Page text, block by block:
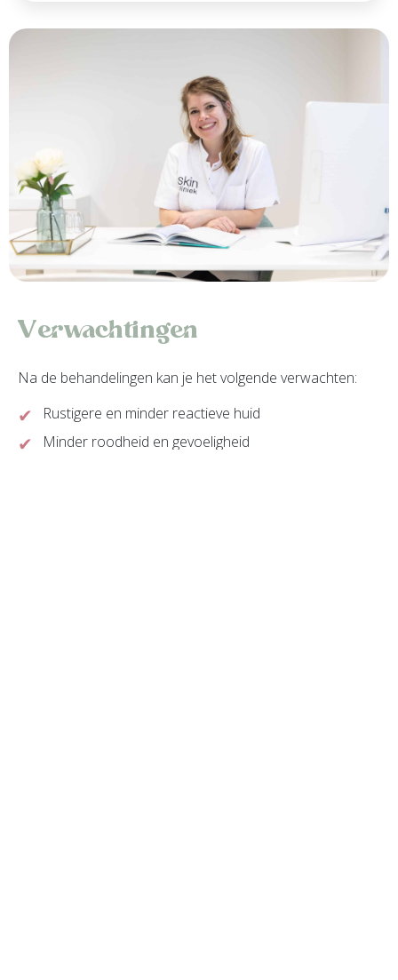
Verwachtingen
Na de behandelingen kan je het volgende verwachten:
Rustigere en minder reactieve huid
Minder roodheid en gevoeligheid